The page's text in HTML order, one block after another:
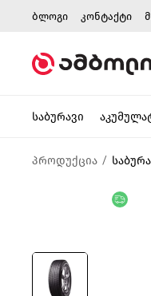
ბლოგი კონტაქტი
საბურავი
პროდუქცია